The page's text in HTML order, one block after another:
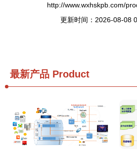
http://www.wxhskpb.com/
更新时间：2026-08-08
最新产品 Product